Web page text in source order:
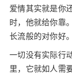
爱情其实就是你
时，他就给你靠
长流般的对你好。
一切没有实际行
里，它就如人需